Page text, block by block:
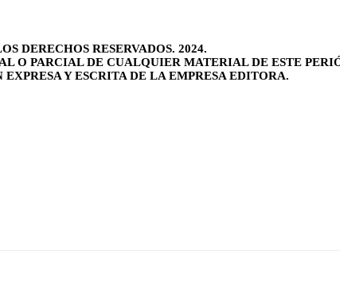
DERECHOS RESERVADOS. 2024.
O PARCIAL DE CUALQUIER MATERIAL DE ESTE
Y ESCRITA DE LA EMPRESA EDITORA.